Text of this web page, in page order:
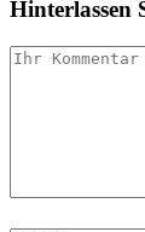
Hinterlassen